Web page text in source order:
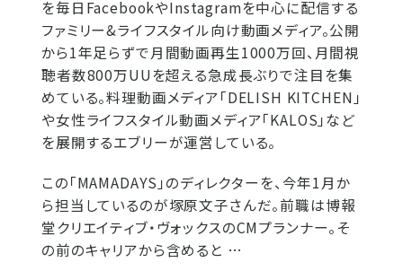
を毎日FacebookやInstagramを中心に配信する
ファミリー&ライフスタイル向け動画メディア。公開
から1年足らずで月間動画再生1000万回、月間視
聴者数800万UUを超える急成長ぶりで注目を集
めている。料理動画メディア「DELISH KITCHEN」
や女性ライフスタイル動画メディア「KALOS」など
を展開するエブリーが運営している。
この「MAMADAYS」のディレクターを、今年1月か
ら担当しているのが塚原文子さんだ。前職は博報
堂クリエイティブ・ヴォックスのCMプランナー。そ
の前のキャリアから含めると …